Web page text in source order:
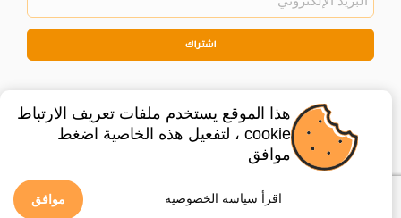
اشتراك
هذا الموقع يستخدم ملفات تعريف الارتباط
cookie ، لتفعيل هذه الخاصية اضغط
موافق
موافق اقرأ سياسة الخصوصية